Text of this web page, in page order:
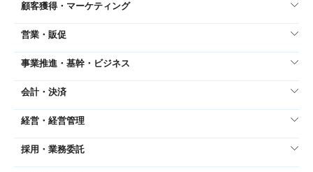
顧客獲得・マーケティング
営業・販促
事業推進・基幹・ビジネス
会計・決済
経営・経営管理
採用・業務委託